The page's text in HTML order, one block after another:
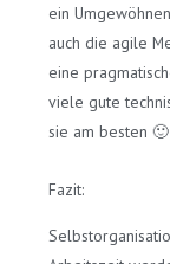
ein
auch die agile
eine
viele gute
sie am besten 🙂
Fazit: